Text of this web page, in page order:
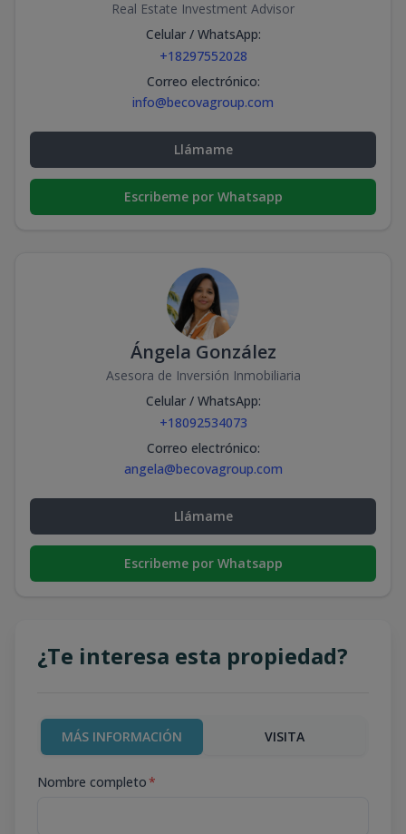
Real Estate Investment Advisor
Celular / WhatsApp:
+18297552028
Correo electrónico:
info@becovagroup.com
Llámame
Escribeme por Whatsapp
Ángela González
Asesora de Inversión Inmobiliaria
Celular / WhatsApp:
+18092534073
Correo electrónico:
angela@becovagroup.com
Llámame
Escribeme por Whatsapp
¿Te interesa esta propiedad?
MÁS INFORMACIÓN VISITA
Nombre completo*